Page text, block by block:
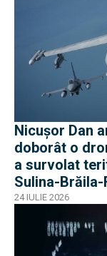
Nicușor Dan
doborât o
a survolat
Sulina-
24 IULIE 2026